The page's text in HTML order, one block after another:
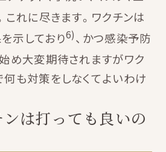
これに尽きます。ワクチンは
示しており6)、かつ感染予防
め大変期待されますがワク
何も対策をしなくてよいわけ
は打っても良いの